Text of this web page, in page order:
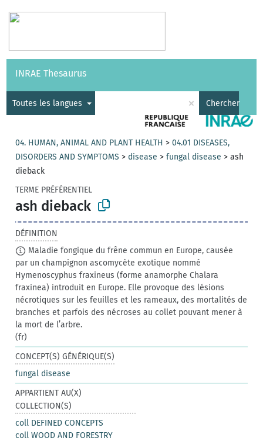
Vocabulaires API
INRAE Thesaurus
Toutes les langues × Chercher
04. HUMAN, ANIMAL AND PLANT HEALTH >04.01 DISEASES,
DISORDERS AND SYMPTOMS > disease >fungal disease >ash
dieback
TERME PRÉFÉRENTIEL
ash dieback
DÉFINITION
Maladie fongique du frêne commun en Europe, causée
par un champignon ascomycète exotique nommé
Hymenoscyphus fraxineus (forme anamorphe Chalara
fraxinea) introduit en Europe. Elle provoque des lésions
nécrotiques sur les feuilles et les rameaux, des mortalités de
branches et parfois des nécroses au collet pouvant mener à
la mort de l’arbre.
(fr)
CONCEPT(S) GÉNÉRIQUE(S)
fungal disease
APPARTIENT AU(X)
COLLECTION(S)
coll DEFINED CONCEPTS
coll WOOD AND FORESTRY